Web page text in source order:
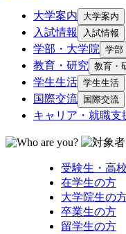
大学案内 大学案内
入試情報 入試情報
学部・大学院 学部
教育・研究 教育・
学生生活 学生生活
国際交流 国際交流
キャリア・就職支
受験生・高
在学生の方
大学院生の
卒業生の方
留学生の方